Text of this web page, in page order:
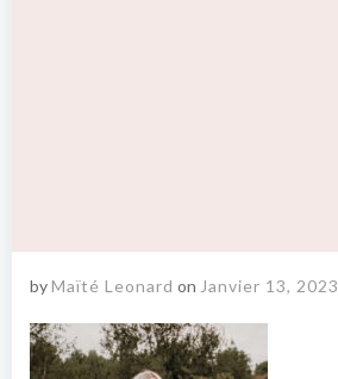
byMaïté Leonard on Janvier 13, 2023